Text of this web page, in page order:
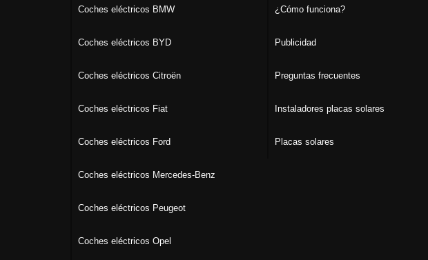
Coches eléctricos BMW
Coches eléctricos BYD
Coches eléctricos Citroën
Coches eléctricos Fiat
Coches eléctricos Ford
Coches eléctricos Mercedes-Benz
Coches eléctricos Peugeot
Coches eléctricos Opel
¿Cómo funciona?
Publicidad
Preguntas frecuentes
Instaladores placas solares
Placas solares